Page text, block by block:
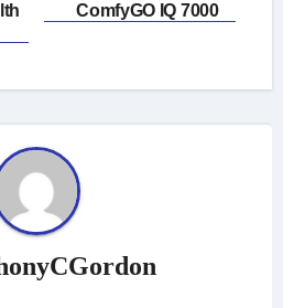
ComfyGO IQ 7000